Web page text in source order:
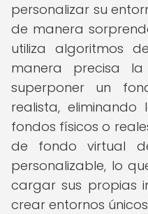
personalizar su
de manera
utiliza algoritmos
manera precisa
superponer un
realista,
fondos físicos o
de fondo virtual
personalizable, lo
cargar sus propias
crear entornos